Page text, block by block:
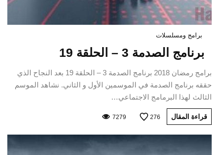
برامج ومسلسلات
برنامج الصدمة 3 – الحلقة 19
برامج رمضان 2018 برنامج الصدمة 3 – الحلقة 19 بعد النجاح الذي
حققه برنامج الصدمة في الموسمين الأول و الثاني. نشاهد الموسم
الثالث لهذا البرمامج الاجتماعي…
قراءة المقال 276
7279